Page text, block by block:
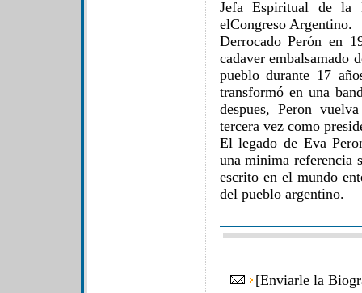
Jefa Espiritual de la
elCongreso Argentino.
Derrocado Perón en
cadaver embalsamado
pueblo durante 17
transformó en una
despues, Peron
tercera vez como
El legado de Eva
una minima referencia
escrito en el mundo
del pueblo argentino.
[Enviarle la